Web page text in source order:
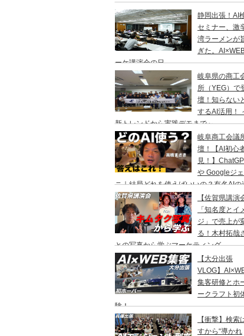
静岡出張！AI
セミナー、激
湾ラーメンが
ぎた。
ーケ講演会の日
岐阜県の商工
所（YEG）で
壇！知らない
するAI活用！
新トレンドから実践デモまで～
岐阜商工会議
壇！【AI初心
見！】
や Googleジェ
ニ｜結局どれを使えばいいの？有名AIの
やユーザー数の比較
【佐賀県講演
「知名度とイ
ジ」で売上が
る！木村拓哉
との写真から学ぶマーケティング
【大分出張
VLOG】
集客研修とホ
ークラフト初
験！
【衝撃】検索
すから“導かれ